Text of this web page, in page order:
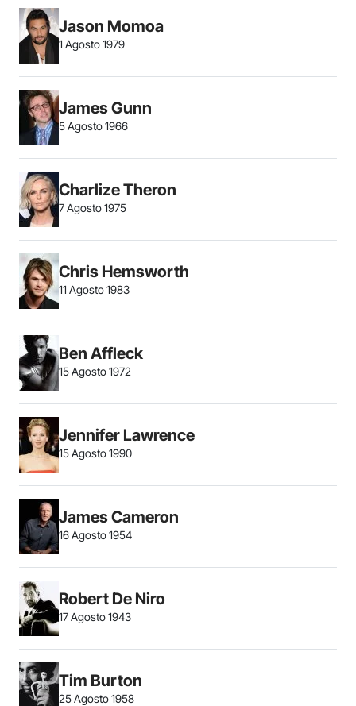
Jason Momoa
1 Agosto 1979
James Gunn
5 Agosto 1966
Charlize Theron
7 Agosto 1975
Chris Hemsworth
11 Agosto 1983
Ben Affleck
15 Agosto 1972
Jennifer Lawrence
15 Agosto 1990
James Cameron
16 Agosto 1954
Robert De Niro
17 Agosto 1943
Tim Burton
25 Agosto 1958